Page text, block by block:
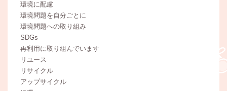
環境に配慮
環境問題を自分ごとに
環境問題への取り組み
SDGs
再利用に取り組んでいます
リユース
リサイクル
アップサイクル